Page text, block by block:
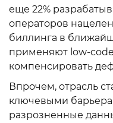
еще 22%
операторов
биллинга в
применяют low-
компенсировать
Впрочем, отрасль
ключевыми
разрозненные